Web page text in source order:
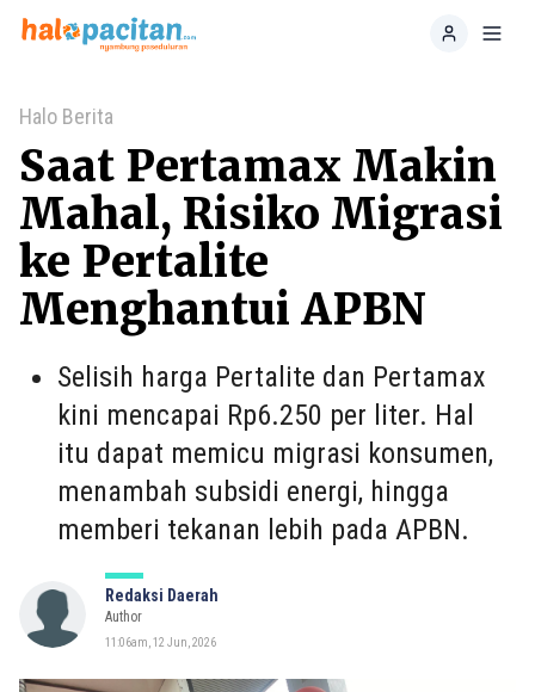
Home
Halo Berita
Saat Pertamax Makin
Mahal, Risiko Migrasi
ke Pertalite
Menghantui APBN
Selisih harga Pertalite dan Pertamax
kini mencapai Rp6.250 per liter. Hal
itu dapat memicu migrasi konsumen,
menambah subsidi energi, hingga
memberi tekanan lebih pada APBN.
Redaksi Daerah
Author
11:06am, 12 Jun, 2026